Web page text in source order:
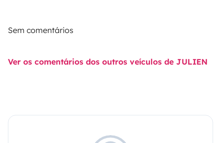
Sem comentários
Ver os comentários dos outros veículos de JULIEN